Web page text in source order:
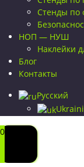
Стенды по
НОП — НУШ
Наклейки
Блог
Контакты
Русский
0